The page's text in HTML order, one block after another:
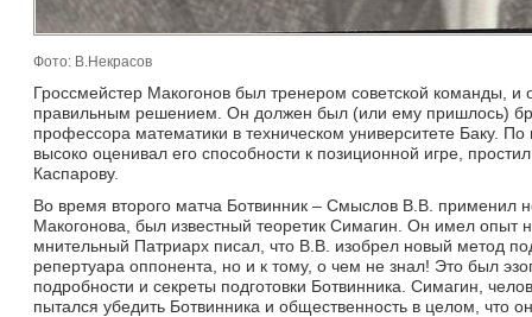
Фото: В.Некрасов
Гроссмейстер Макогонов был тренером советской команды,
правильным решением. Он должен был (или ему пришлось)
профессора математики в техническом университете Баку.
высоко оценивал его способности к позиционной игре,
Каспарову.
Во время второго матча Ботвинник – Смыслов В.В. применил
Макогонова, был известный теоретик Симагин. Он имел опыт
мнительный Патриарх писал, что В.В. изобрел новый метод
репертуара оппонента, но и к тому, о чем не знал! Это был
подробности и секреты подготовки Ботвинника. Симагин,
пытался убедить Ботвинника и общественность в целом, что